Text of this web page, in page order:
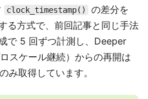
clock_timestamp()
の差分を
る方式で、前回記事と同じ手法
で 5 回ずつ計測し、Deeper
スケール継続）からの再開は
み取得しています。